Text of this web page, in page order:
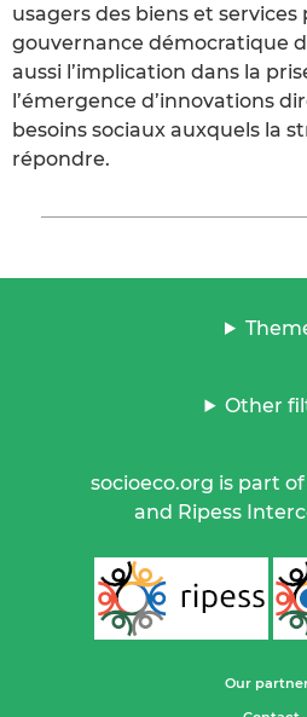
usagers des biens et services
gouvernance démocratique
aussi l’implication dans la
l’émergence d’innovations
besoins sociaux auxquels la
répondre.
Other
socioeco.org is part
and Ripess
Our